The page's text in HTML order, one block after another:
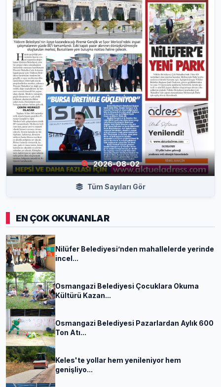
2026-08-02
Tüm Sayıları Gör
EN ÇOK OKUNANLAR
Nilüfer Belediyesi’nden mahallelerde yerinde
incel...
Osmangazi Belediyesi Çocuklara Okuma
Kültürü Kazan...
Osmangazi Belediyesi Pazarlardan Aylık 600
Ton Atı...
Keles'te yollar hem yenileniyor hem
genişliyo...